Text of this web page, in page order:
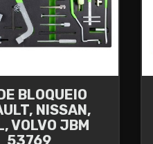
BLOQUEIO
NISSAN,
VOLVO JBM
53769